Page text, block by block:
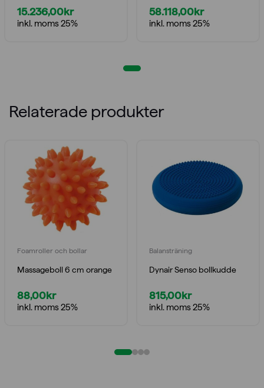
15.236,00kr
inkl. moms 25%
58.118,00kr
inkl. moms 25%
Relaterade produkter
Foamroller och bollar
Massageboll 6 cm orange
88,00kr
inkl. moms 25%
Balansträning
Dynair Senso bollkudde
815,00kr
inkl. moms 25%